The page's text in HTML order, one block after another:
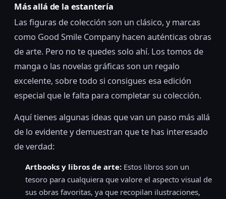
Más allá de la estantería
Las figuras de colección son un clásico, y marcas
como Good Smile Company hacen auténticas obras
de arte. Pero no te quedes solo ahí. Los tomos de
manga o las novelas gráficas son un regalo
excelente, sobre todo si consigues esa edición
especial que le falta para completar su colección.
Aquí tienes algunas ideas que van un paso más allá
de lo evidente y demuestran que te has interesado
de verdad:
Artbooks y libros de arte: Estos libros son un
tesoro para cualquiera que valore el aspecto visual de
sus obras favoritas, ya que recopilan ilustraciones,